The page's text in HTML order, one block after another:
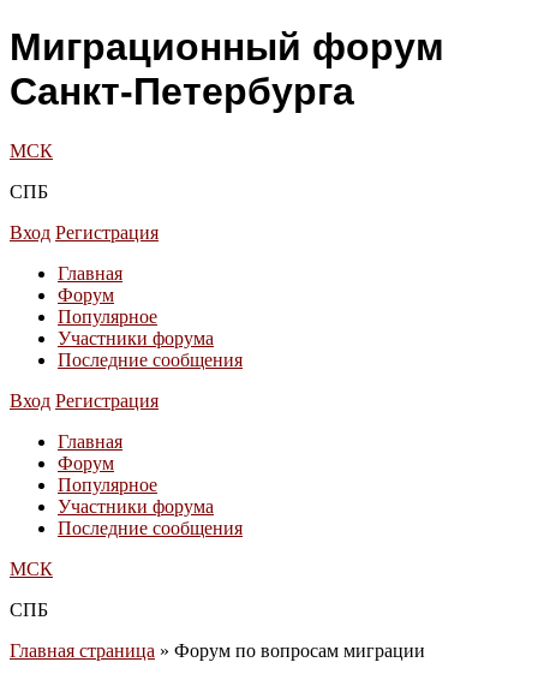
Миграционный форум
Санкт-Петербурга
МСК
СПБ
Вход Регистрация
Главная
Форум
Популярное
Участники форума
Последние сообщения
Вход Регистрация
Главная
Форум
Популярное
Участники форума
Последние сообщения
МСК
СПБ
Главная страница » Форум по вопросам миграции